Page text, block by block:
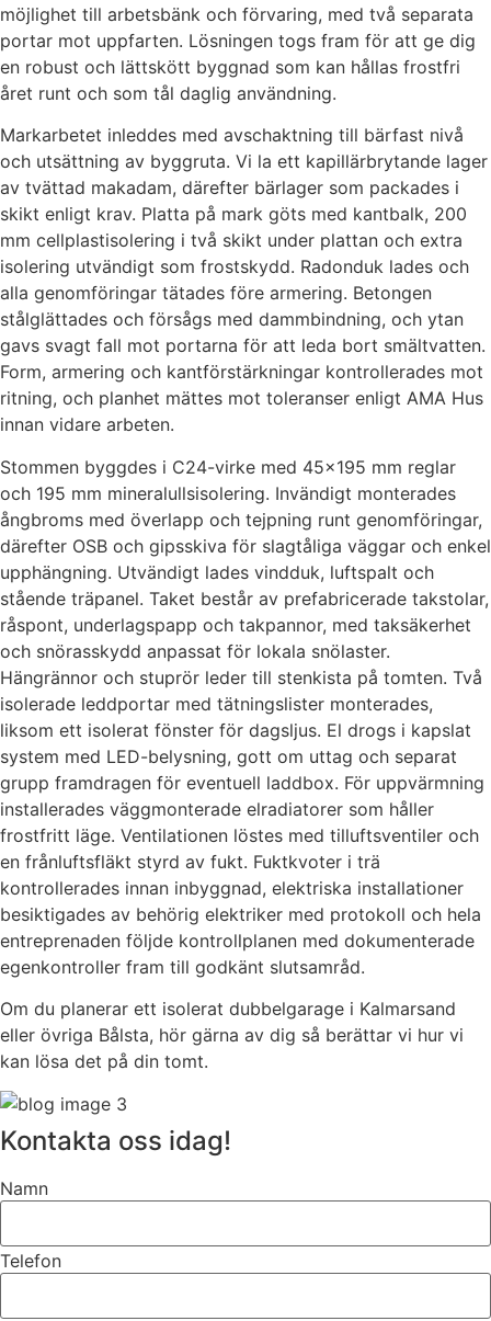
möjlighet till arbetsbänk och förvaring, med två separata
portar mot uppfarten. Lösningen togs fram för att ge dig
en robust och lättskött byggnad som kan hållas frostfri
året runt och som tål daglig användning.
Markarbetet inleddes med avschaktning till bärfast nivå
och utsättning av byggruta. Vi la ett kapillärbrytande lager
av tvättad makadam, därefter bärlager som packades i
skikt enligt krav. Platta på mark göts med kantbalk, 200
mm cellplastisolering i två skikt under plattan och extra
isolering utvändigt som frostskydd. Radonduk lades och
alla genomföringar tätades före armering. Betongen
stålglättades och försågs med dammbindning, och ytan
gavs svagt fall mot portarna för att leda bort smältvatten.
Form, armering och kantförstärkningar kontrollerades mot
ritning, och planhet mättes mot toleranser enligt AMA Hus
innan vidare arbeten.
Stommen byggdes i C24-virke med 45×195 mm reglar
och 195 mm mineralullsisolering. Invändigt monterades
ångbroms med överlapp och tejpning runt genomföringar,
därefter OSB och gipsskiva för slagtåliga väggar och enkel
upphängning. Utvändigt lades vindduk, luftspalt och
stående träpanel. Taket består av prefabricerade takstolar,
råspont, underlagspapp och takpannor, med taksäkerhet
och snörasskydd anpassat för lokala snölaster.
Hängrännor och stuprör leder till stenkista på tomten. Två
isolerade leddportar med tätningslister monterades,
liksom ett isolerat fönster för dagsljus. El drogs i kapslat
system med LED-belysning, gott om uttag och separat
grupp framdragen för eventuell laddbox. För uppvärmning
installerades väggmonterade elradiatorer som håller
frostfritt läge. Ventilationen löstes med tilluftsventiler och
en frånluftsfläkt styrd av fukt. Fuktkvoter i trä
kontrollerades innan inbyggnad, elektriska installationer
besiktigades av behörig elektriker med protokoll och hela
entreprenaden följde kontrollplanen med dokumenterade
egenkontroller fram till godkänt slutsamråd.
Om du planerar ett isolerat dubbelgarage i Kalmarsand
eller övriga Bålsta, hör gärna av dig så berättar vi hur vi
kan lösa det på din tomt.
Kontakta oss idag!
Namn
Telefon